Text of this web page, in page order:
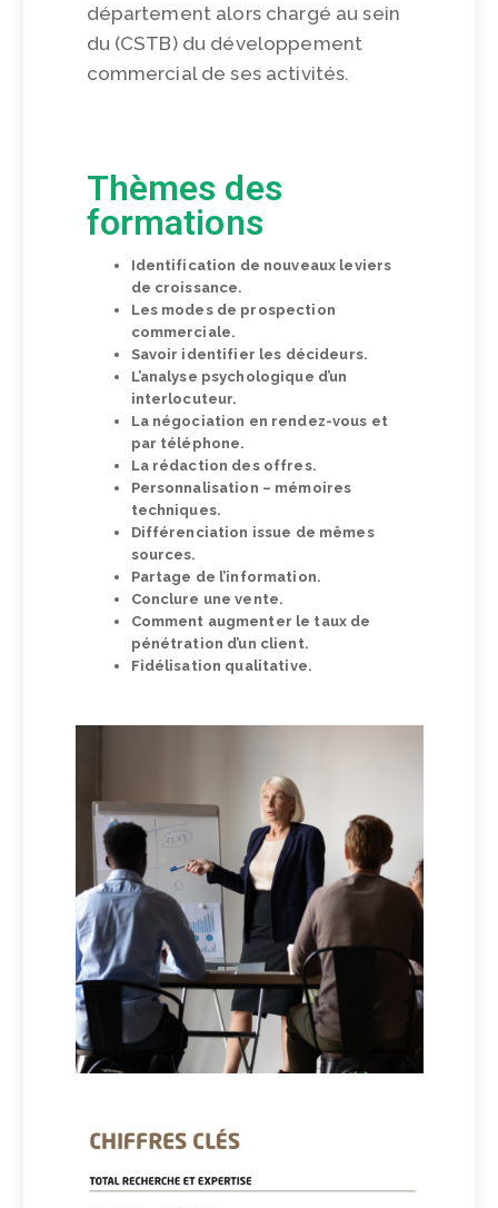
département alors chargé au sein
du (CSTB) du développement
commercial de ses activités.
Thèmes des
formations
Identification de nouveaux leviers
de croissance.
Les modes de prospection
commerciale.
Savoir identifier les décideurs.
L’analyse psychologique d’un
interlocuteur.
La négociation en rendez-vous et
par téléphone.
La rédaction des offres.
Personnalisation – mémoires
techniques.
Différenciation issue de mêmes
sources.
Partage de l’information.
Conclure une vente.
Comment augmenter le taux de
pénétration d’un client.
Fidélisation qualitative.